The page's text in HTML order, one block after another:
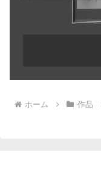
ホーム 作品